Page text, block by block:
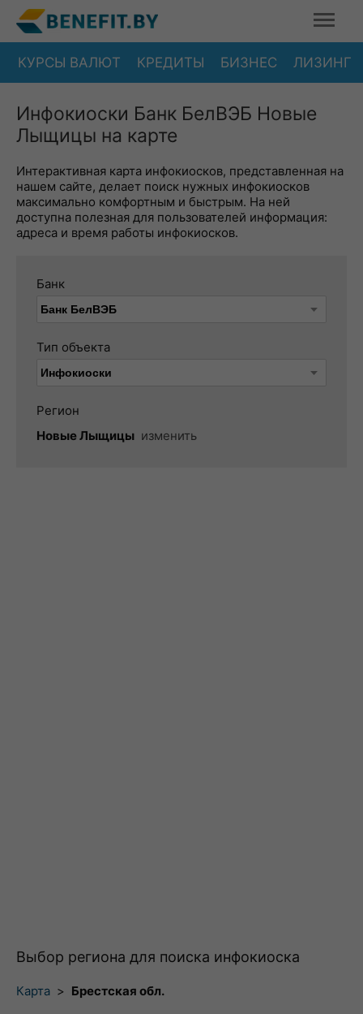
КУРСЫ ВАЛЮТ КРЕДИТЫ БИЗНЕС ЛИЗИНГ
Инфокиоски Банк БелВЭБ Новые
Лыщицы на карте
Интерактивная карта инфокиосков, представленная на
нашем сайте, делает поиск нужных инфокиосков
максимально комфортным и быстрым. На ней
доступна полезная для пользователей информация:
адреса и время работы инфокиосков.
Банк
Тип объекта
Регион
Новые Лыщицы изменить
Выбор региона для поиска инфокиоска
Карта > Брестская обл.